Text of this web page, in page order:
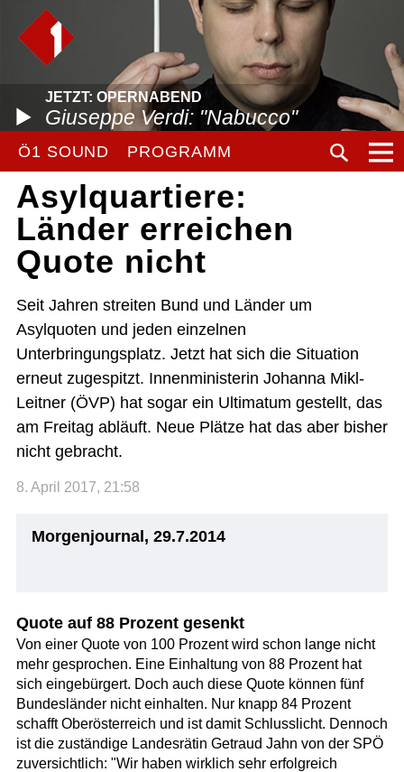
JETZT: OPERNABEND
Giuseppe Verdi: "Nabucco"
Ö1 SOUND PROGRAMM
Asylquartiere:
Länder erreichen
Quote nicht
Seit Jahren streiten Bund und Länder um
Asylquoten und jeden einzelnen
Unterbringungsplatz. Jetzt hat sich die Situation
erneut zugespitzt. Innenministerin Johanna Mikl-
Leitner (ÖVP) hat sogar ein Ultimatum gestellt, das
am Freitag abläuft. Neue Plätze hat das aber bisher
nicht gebracht.
8. April 2017, 21:58
Morgenjournal, 29.7.2014
Quote auf 88 Prozent gesenkt
Von einer Quote von 100 Prozent wird schon lange nicht
mehr gesprochen. Eine Einhaltung von 88 Prozent hat
sich eingebürgert. Doch auch diese Quote können fünf
Bundesländer nicht einhalten. Nur knapp 84 Prozent
schafft Oberösterreich und ist damit Schlusslicht. Dennoch
ist die zuständige Landesrätin Getraud Jahn von der SPÖ
zuversichtlich: "Wir haben wirklich sehr erfolgreich